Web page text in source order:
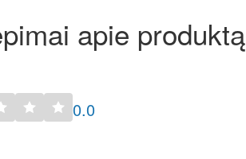
apie produktą
0.0